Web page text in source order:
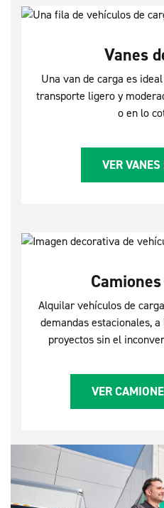
Vanes
Una van de carga es
transporte ligero y
o en lo
VER VANES
Alquilar vehículos de
demandas estacionales,
proyectos sin el
VER